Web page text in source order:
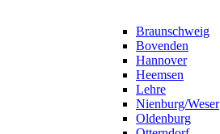
Braunschweig
Bovenden
Hannover
Heemsen
Lehre
Nienburg/Weser
Oldenburg